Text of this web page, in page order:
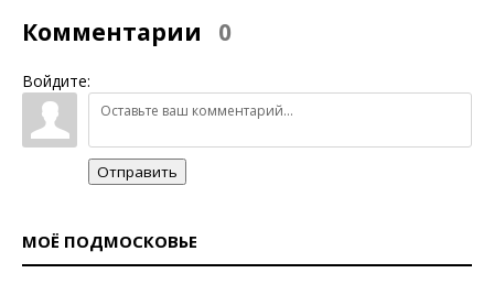
Комментарии 0
Войдите:
Отправить
МОЁ ПОДМОСКОВЬЕ